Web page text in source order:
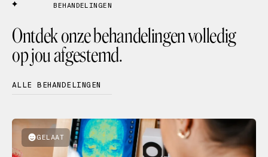
BEHANDELINGEN
Ontdek onze behandelingen volledig
op jou afgestemd.
ALLE BEHANDELINGEN
GELAAT